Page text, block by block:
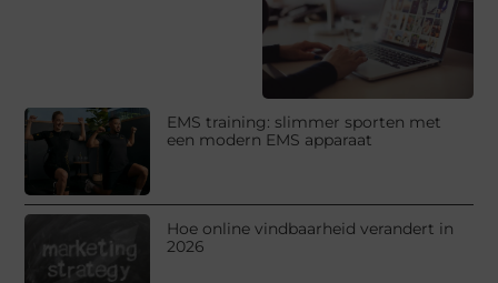
EMS training: slimmer sporten met
een modern EMS apparaat
Hoe online vindbaarheid verandert in
2026